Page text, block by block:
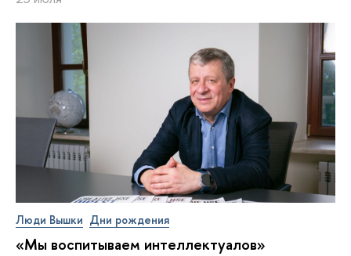
Люди Вышки Дни рождения
«Мы воспитываем интеллектуалов»